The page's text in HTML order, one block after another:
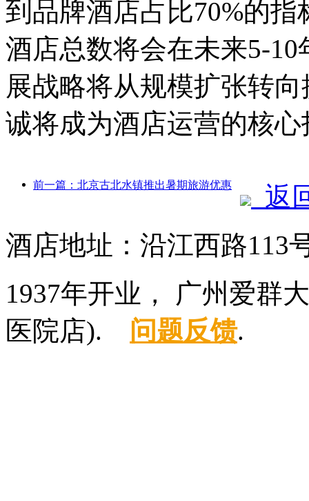
到品牌酒店占比70%的
酒店总数将会在未来5-
展战略将从规模扩张转
诚将成为酒店运营的核心
前一篇：北京古北水镇推出暑期旅游优惠
返
酒店地址：沿江西路113
1937年开业， 广州爱群
医院店). 问题反馈.